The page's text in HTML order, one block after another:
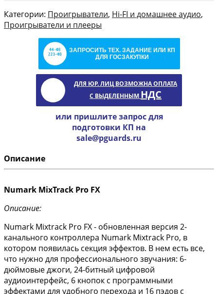
Категории: Проигрыватели, Hi-FI и домашнее аудио,
Проигрыватели и плееры
ЗАПРОСИТЬ ТЕХ. ЗАДАНИЕ ИЛИ КП
ДЛЯ ГОСЗАКУПКИ
ДЛЯ ЮР. ЛИЦ ВОЗМОЖНА ОПЛАТА
С ВЫДЕЛЕННЫМ НДС
или пришлите запрос для
подготовки КП на
sale@pguards.ru
Описание
Numark MixTrack Pro FX
Описание:
Numark Mixtrack Pro FX - обновленная версия 2-
канального контроллера Numark Mixtrack Pro, в
котором появилась секция эффектов. В нем есть все,
что нужно для профессионального звучания: 6-
дюймовые джоги, 24-битный цифровой
аудиоинтерфейс, 6 кнопок с программными
эффектами для удобного перехода и 16 пэдов с